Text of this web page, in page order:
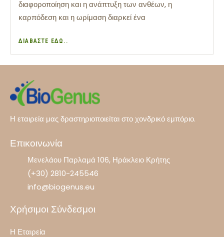
διαφοροποίηση και η ανάπτυξη των ανθέων, η
καρπόδεση και η ωρίμαση διαρκεί ένα
ΔΙΑΒΆΣΤΕ ΕΔΏ..
Η εταιρεία μας δραστηριοποιείται στο χονδρικό εμπόριο.
Επικοινωνία
Μενελάου Παρλαμά 106, Ηράκλειο Κρήτης
(+30) 2810-245546
info@biogenus.eu
Χρήσιμοι Σύνδεσμοι
Η Εταιρεία